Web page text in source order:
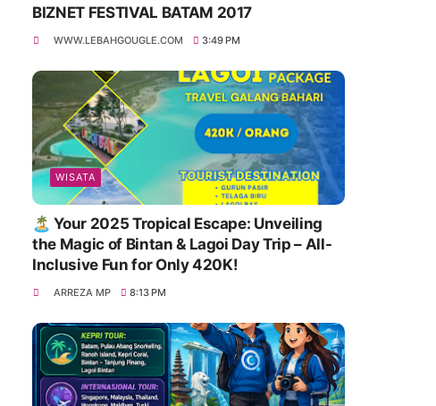
BIZNET FESTIVAL BATAM 2017
WWW.LEBAHGOUGLE.COM 3:49 PM
WISATA
🏝️ Your 2025 Tropical Escape: Unveiling
the Magic of Bintan & Lagoi Day Trip – All-
Inclusive Fun for Only 420K!
ARREZA MP 8:13 PM